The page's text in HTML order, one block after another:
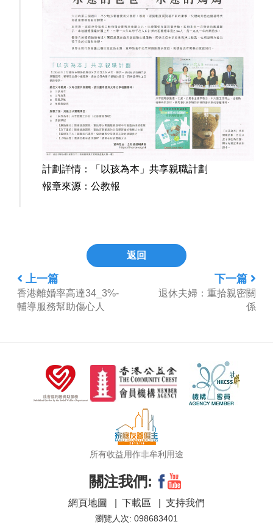
計劃詳情：
「以孩為本」共享親職計劃
報章來源： 公教報
上一篇
香港離婚率高達34_3%-
輔導服務幫助傷心人
返回
下一篇
退休夫婦：重拾親密關
係
所有收益用作非牟利用途
關注我們:
網頁地圖 下載區 支持我們
瀏覽人次: 098683401